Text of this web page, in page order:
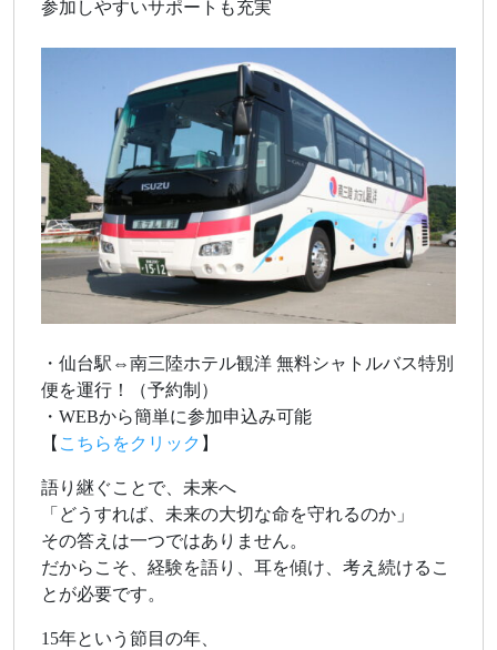
参加しやすいサポートも充実
・仙台駅⇔南三陸ホテル観洋 無料シャトルバス特別
便を運行！（予約制）
・WEBから簡単に参加申込み可能
【 こちらをクリック 】
語り継ぐことで、未来へ
「どうすれば、未来の大切な命を守れるのか」
その答えは一つではありません。
だからこそ、経験を語り、耳を傾け、考え続けるこ
とが必要です。
15年という節目の年、